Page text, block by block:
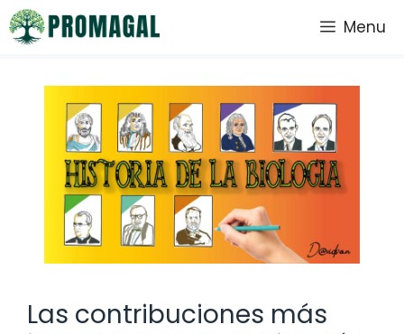
Saltar
al
Menu
Las contribuciones más